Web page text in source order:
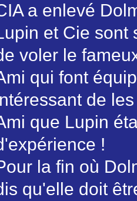
a enlevé
et Cie sont
voler le
qui font
de
que Lupin
!
la fin où
qu'elle doit